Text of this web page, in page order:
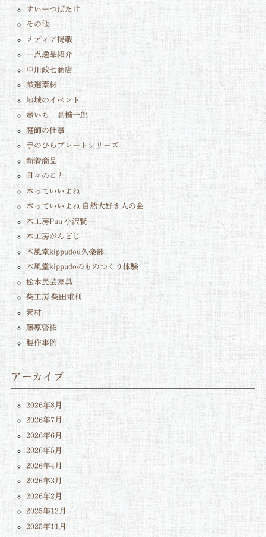
すいーつばたけ
その他
メディア掲載
一点逸品紹介
中川政七商店
厳選素材
地域のイベント
壺いち 髙橋一郎
庭師の仕事
手のひらプレートシリーズ
新着商品
日々のこと
木っていいよね
木っていいよね 自然大好き人の会
木工房Puu 小沢賢一
木工房がんどじ
木風堂kippudou久楽部
木風堂kippudoのものつくり体験
松本民芸家具
柴工房 柴田重利
素材
藤原啓祐
製作事例
アーカイブ
2026年8月
2026年7月
2026年6月
2026年5月
2026年4月
2026年3月
2026年2月
2025年12月
2025年11月